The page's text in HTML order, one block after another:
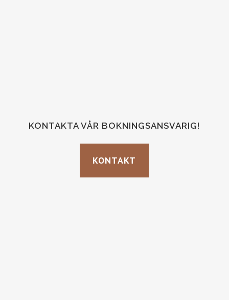
KONTAKTA VÅR BOKNINGSANSVARIG!
KONTAKT